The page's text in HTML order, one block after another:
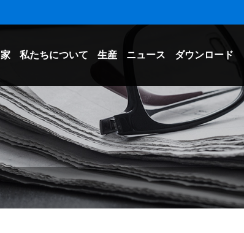
家 私たちについて 生産 ニュース ダウンロード